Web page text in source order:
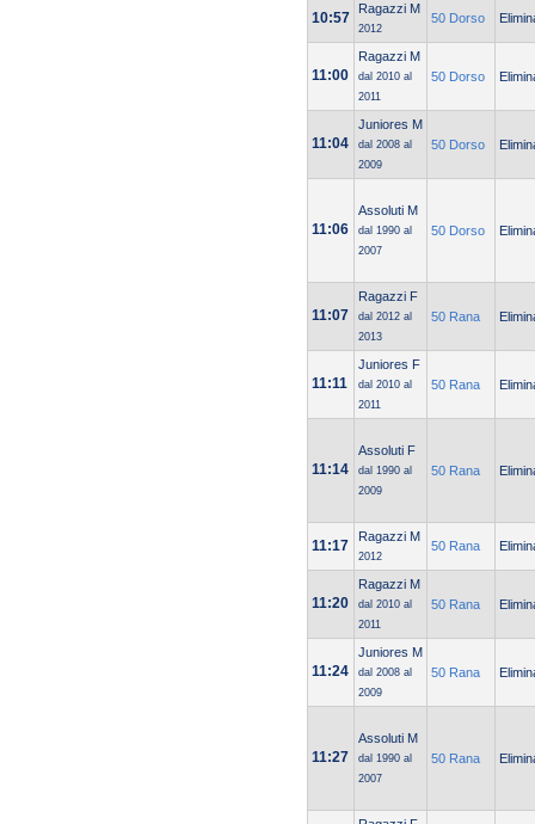
10:57
Ragazzi M
2012
50 Dorso
11:00
Ragazzi M
dal 2010 al
2011
50 Dorso
11:04
Juniores M
dal 2008 al
2009
50 Dorso
11:06
Assoluti M
dal 1990 al
2007
50 Dorso
11:07
Ragazzi F
dal 2012 al
2013
50 Rana
11:11
Juniores F
dal 2010 al
2011
50 Rana
11:14
Assoluti F
dal 1990 al
2009
50 Rana
11:17
Ragazzi M
2012
50 Rana
11:20
Ragazzi M
dal 2010 al
2011
50 Rana
11:24
Juniores M
dal 2008 al
2009
50 Rana
11:27
Assoluti M
dal 1990 al
2007
50 Rana